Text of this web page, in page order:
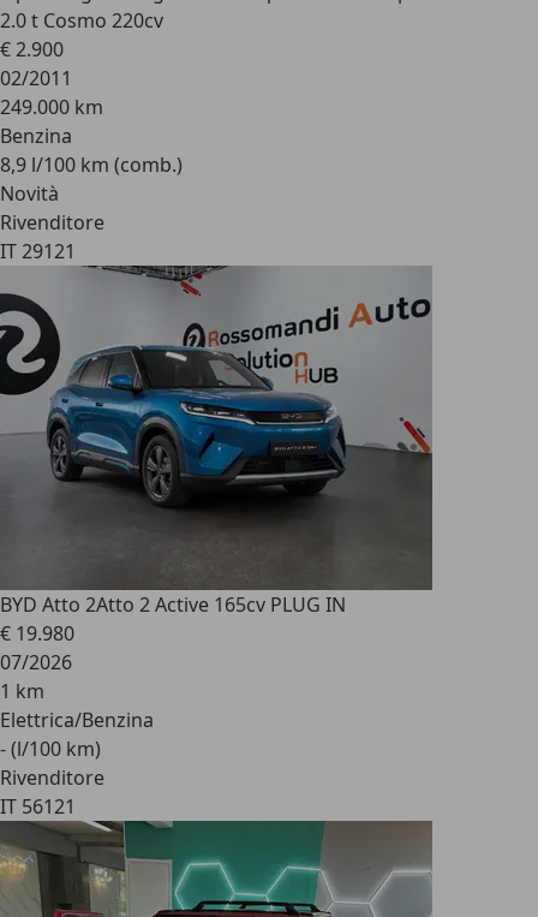
2.0 t Cosmo 220cv
€ 2.900
02/2011
249.000 km
Benzina
8,9 l/100 km (comb.)
Novità
Rivenditore
IT 29121
BYD Atto 2Atto 2 Active 165cv PLUG IN
€ 19.980
07/2026
1 km
Elettrica/Benzina
- (l/100 km)
Rivenditore
IT 56121